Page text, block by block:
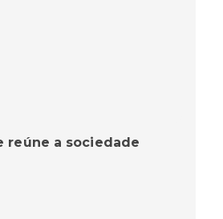
reúne a sociedade